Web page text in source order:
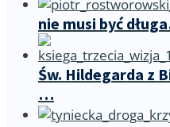
nie musi być
Św. Hildegarda z
…